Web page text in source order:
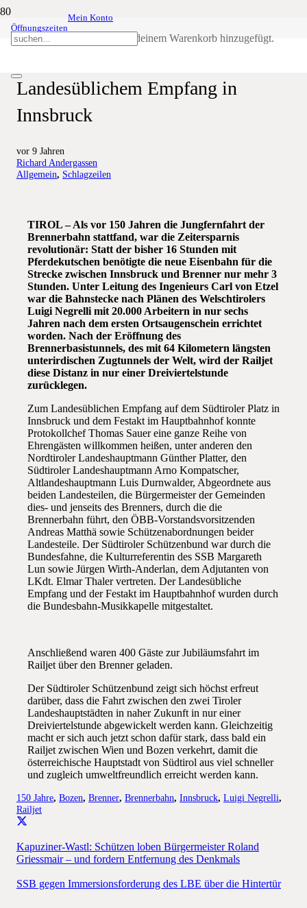
Öffnungszeiten
Mein Konto
wurde deinem Warenkorb hinzugefügt.
150 Jahre Brennerbahn – SSB-
Landesüblichem Empfang in
Innsbruck
vor 9 Jahren
Richard Andergassen
Allgemein, Schlagzeilen
TIROL – Als vor 150 Jahren die Jungfernfahrt der
Brennerbahn stattfand, war die Zeitersparnis
revolutionär: Statt der bisher 16 Stunden mit
Pferdekutschen benötigte die neue Eisenbahn für die
Strecke zwischen Innsbruck und Brenner nur mehr 3
Stunden. Unter Leitung des Ingenieurs Carl von Etzel
war die Bahnstecke nach Plänen des Welschtirolers
Luigi Negrelli mit 20.000 Arbeitern in nur sechs
Jahren nach dem ersten Ortsaugenschein errichtet
worden. Nach der Eröffnung des
Brennerbasistunnels, des mit 64 Kilometern längsten
unterirdischen Zugtunnels der Welt, wird der Railjet
diese Distanz in nur einer Dreiviertelstunde
zurücklegen.
Zum Landesüblichen Empfang auf dem Südtiroler Platz in
Innsbruck und dem Festakt im Hauptbahnhof konnte
Protokollchef Thomas Sauer eine ganze Reihe von
Ehrengästen willkommen heißen, unter anderen den
Nordtiroler Landeshauptmann Günther Platter, den
Südtiroler Landeshauptmann Arno Kompatscher,
Altlandeshauptmann Luis Durnwalder, Abgeordnete aus
beiden Landesteilen, die Bürgermeister der Gemeinden
dies- und jenseits des Brenners, durch die die
Brennerbahn führt, den ÖBB-Vorstandsvorsitzenden
Andreas Matthä sowie Schützenabordnungen beider
Landesteile. Der Südtiroler Schützenbund war durch die
Bundesfahne, die Kulturreferentin des SSB Margareth
Lun sowie Jürgen Wirth-Anderlan, dem Adjutanten von
LKdt. Elmar Thaler vertreten. Der Landesübliche
Empfang und der Festakt im Hauptbahnhof wurden durch
die Bundesbahn-Musikkapelle mitgestaltet.
Anschließend waren 400 Gäste zur Jubiläumsfahrt im
Railjet über den Brenner geladen.
Der Südtiroler Schützenbund zeigt sich höchst erfreut
darüber, dass die Fahrt zwischen den zwei Tiroler
Landeshauptstädten in naher Zukunft in nur einer
Dreiviertelstunde abgewickelt werden kann. Gleichzeitig
macht er sich auch jetzt schon dafür stark, dass bald ein
Railjet zwischen Wien und Bozen verkehrt, damit die
österreichische Hauptstadt von Südtirol aus viel schneller
und zugleich umweltfreundlich erreicht werden kann.
150 Jahre, Bozen, Brenner, Brennerbahn, Innsbruck, Luigi Negrelli,
Railjet
Kapuziner-Wastl: Schützen loben Bürgermeister Roland
Griessmair – und fordern Entfernung des Denkmals
SSB gegen Immersionsforderung des LBE über die Hintertür